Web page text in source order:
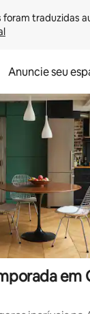
Anuncie seu
em